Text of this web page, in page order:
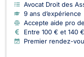
Avocat Droit des
9 ans d’expérience
Accepte aide pro
Entre 100 € et 140
Premier rendez-